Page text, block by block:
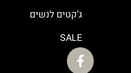
ג’קטים לנשים
SALE